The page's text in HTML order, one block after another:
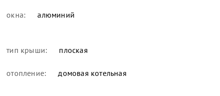
окна: алюминий
тип крыши: плоская
отопление: домовая котельная